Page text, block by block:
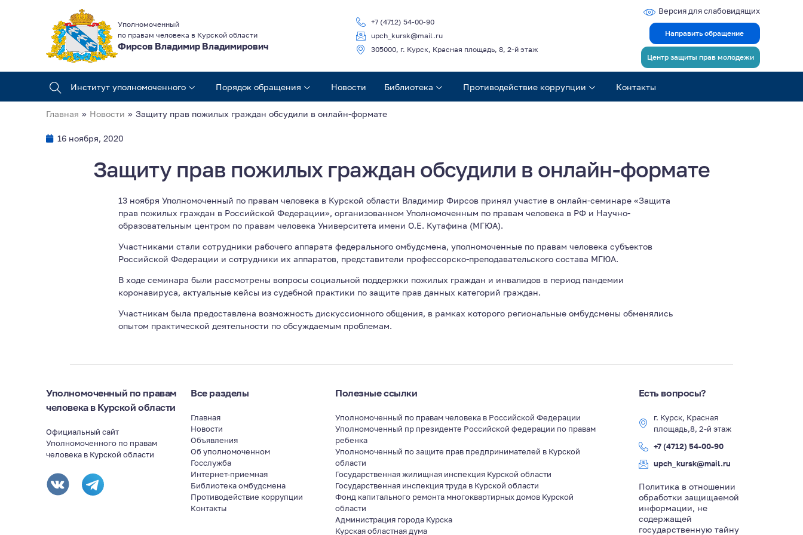
Уполномоченный
по правам человека в Курской области
Фирсов Владимир Владимирович
+7 (4712) 54-00-90
upch_kursk@mail.ru
305000, г. Курск, Красная площадь, 8, 2-й этаж
Версия для слабовидящих
Направить обращение
Центр защиты прав молодежи
Институт уполномоченного Порядок обращения Новости Библиотека Противодействие коррупции Контакты
Главная » Новости » Защиту прав пожилых граждан обсудили в онлайн-формате
16 ноября, 2020
Защиту прав пожилых граждан обсудили в онлайн-формате
13 ноября Уполномоченный по правам человека в Курской области Владимир Фирсов принял участие в онлайн-семинаре «Защита
прав пожилых граждан в Российской Федерации», организованном Уполномоченным по правам человека в РФ и Научно-
образовательным центром по правам человека Университета имени О.Е. Кутафина (МГЮА).
Участниками стали сотрудники рабочего аппарата федерального омбудсмена, уполномоченные по правам человека субъектов
Российской Федерации и сотрудники их аппаратов, представители профессорско-преподавательского состава МГЮА.
В ходе семинара были рассмотрены вопросы социальной поддержки пожилых граждан и инвалидов в период пандемии
коронавируса, актуальные кейсы из судебной практики по защите прав данных категорий граждан.
Участникам была предоставлена возможность дискуссионного общения, в рамках которого региональные омбудсмены обменялись
опытом практической деятельности по обсуждаемым проблемам.
Уполномоченный по правам
человека в Курской области
Официальный сайт
Уполномоченного по правам
человека в Курской области
Все разделы
Главная
Новости
Объявления
Об уполномоченном
Госслужба
Интернет-приемная
Библиотека омбудсмена
Противодействие коррупции
Контакты
Полезные ссылки
Уполномоченный по правам человека в Российской Федерации
Уполномоченный пр президенте Российской федерации по правам
ребенка
Уполномоченный по защите прав предпринимателей в Курской
области
Государственная жилищная инспекция Курской области
Государственная инспекция труда в Курской области
Фонд капитального ремонта многоквартирных домов Курской
области
Администрация города Курска
Курская областная дума
Есть вопросы?
г. Курск, Красная
площадь,8, 2-й этаж
+7 (4712) 54-00-90
upch_kursk@mail.ru
Политика в отношении
обработки защищаемой
информации, не
содержащей
государственную тайну